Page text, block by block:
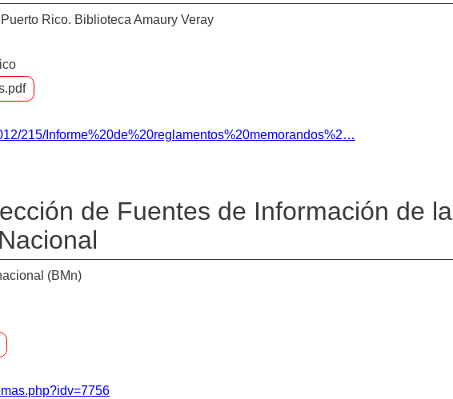
Rico. Biblioteca Amaury Veray
215/Informe%20de%20reglamentos%20memorandos%2…
de Fuentes de Información de la
(BMn)